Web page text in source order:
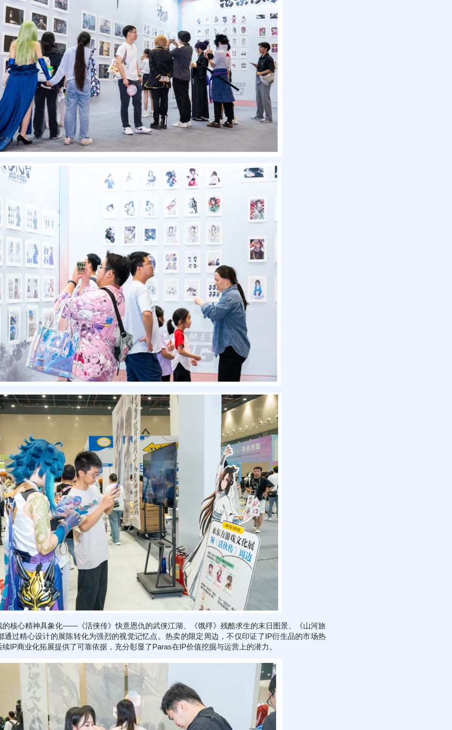
的核心精神具象化——《活侠传》快意恩仇的武侠江湖、《饿殍》残酷求生的末日图景、《山河旅
通过精心设计的展陈转化为强烈的视觉记忆点。热卖的限定周边，不仅印证了IP衍生品的市场热
IP商业化拓展提供了可靠依据，充分彰显了Paras在IP价值挖掘与运营上的潜力。